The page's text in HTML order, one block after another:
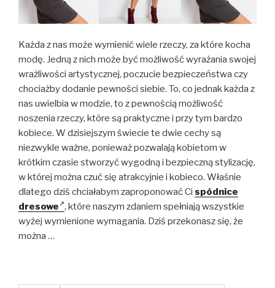
Każda z nas może wymienić wiele rzeczy, za które kocha
modę. Jedną z nich może być możliwość wyrażania swojej
wrażliwości artystycznej, poczucie bezpieczeństwa czy
chociażby dodanie pewności siebie. To, co jednak każda z
nas uwielbia w modzie, to z pewnością możliwość
noszenia rzeczy, które są praktyczne i przy tym bardzo
kobiece. W dzisiejszym świecie te dwie cechy są
niezwykle ważne, ponieważ pozwalają kobietom w
krótkim czasie stworzyć wygodną i bezpieczną stylizację,
w której można czuć się atrakcyjnie i kobieco. Właśnie
dlatego dziś chciałabym zaproponować Ci spódnice
dresowe , które naszym zdaniem spełniają wszystkie
wyżej wymienione wymagania. Dziś przekonasz się, że
można …